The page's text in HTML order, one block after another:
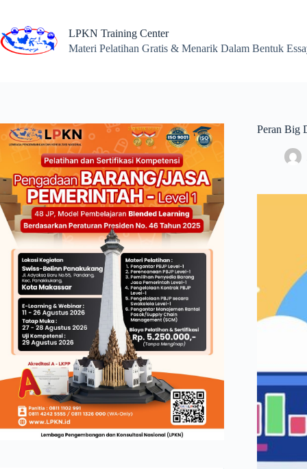
content
LPKN Training Center
Materi Pelatihan Gratis & Menarik Dalam Bentuk
Peran Big